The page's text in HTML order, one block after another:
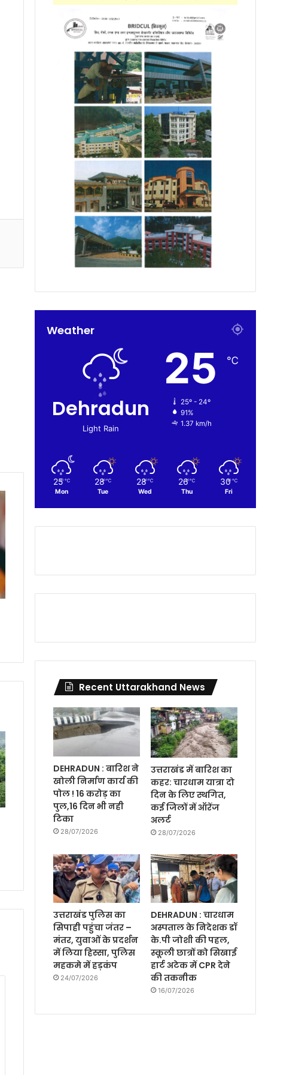
Weather
Dehradun
Light Rain
25 ℃
25º - 24º
91%
1.37 km/h
25 ℃
Mon
28 ℃
Tue
28 ℃
Wed
26 ℃
Thu
30 ℃
Fri
Recent Uttarakhand News
DEHRADUN : बारिश ने
खोली निर्माण कार्य की
पोल ! 16 करोड़ का
पुल,16 दिन भी नही
टिका
28/07/2026
उत्तराखंड में बारिश का
कहर: चारधाम यात्रा दो
दिन के लिए स्थगित,
कई जिलों में ऑरेंज
अलर्ट
28/07/2026
उत्तराखंड पुलिस का
सिपाही पहुंचा जंतर –
मंतर, युवाओं के प्रदर्शन
में लिया हिस्सा, पुलिस
महकमे में हड़कंप
24/07/2026
DEHRADUN : चारधाम
अस्पताल के निदेशक डॉ
के.पी जोशी की पहल,
स्कूली छात्रों को सिखाई
हार्ट अटेक में CPR देने
की तकनीक
16/07/2026